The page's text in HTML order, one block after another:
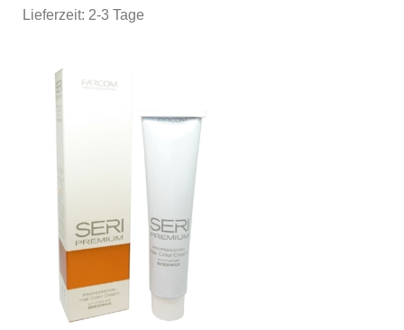
Lieferzeit: 2-3 Tage